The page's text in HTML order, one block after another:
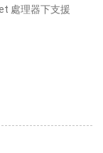
處理器下支援